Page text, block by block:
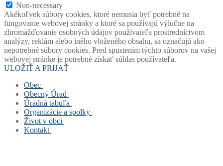
Non-necessary
Akékoľvek súbory cookies, ktoré nemusia byť potrebné na
fungovanie webovej stránky a ktoré sa používajú výlučne na
zhromažďovanie osobných údajov používateľa prostredníctvom
analýzy, reklám alebo iného vloženého obsahu, sa označujú ako
nepotrebné súbory cookies. Pred spustením týchto súborov na vašej
webovej stránke je potrebné získať súhlas používateľa.
ULOŽIŤ A PRIJAŤ
Obec
Stará verzia webu
História obce
Mapový portál obce
Štatút obce
Symboly obce
Obecný Úrad
Obecný úrad
Starosta obce
Zástupca starostu
Hlavný kontrolór
Úradná tabuľa
Úradná tabuľa
Povinne zverejňované dokumenty
Civilná ochrana
Organizácie a spolky
Základná a materská škola
Obecná knižnica
Život v obci
Život v obci
Kontakt